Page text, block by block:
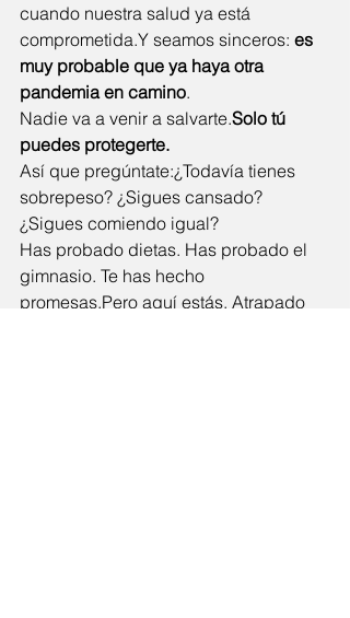
cuando nuestra salud ya está
comprometida.Y seamos sinceros: es
muy probable que ya haya otra
pandemia en camino.
Nadie va a venir a salvarte.Solo tú
puedes protegerte.
Así que pregúntate:¿Todavía tienes
sobrepeso? ¿Sigues cansado?
¿Sigues comiendo igual?
Has probado dietas. Has probado el
gimnasio. Te has hecho
promesas.Pero aquí estás. Atrapado